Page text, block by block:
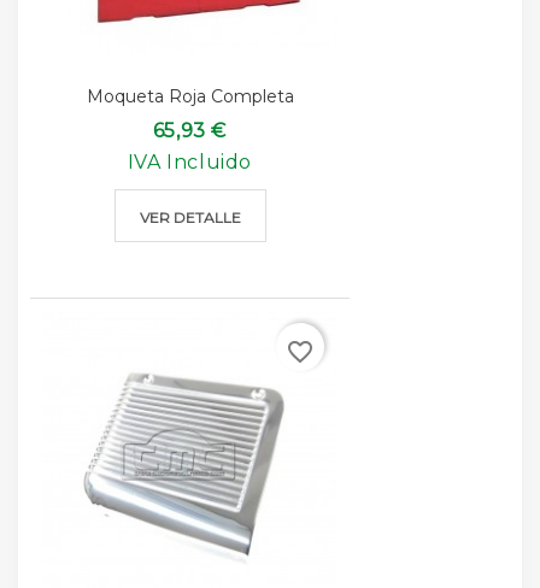
Moqueta Roja Completa
65,93 €
IVA Incluido
VER DETALLE
favorite_border